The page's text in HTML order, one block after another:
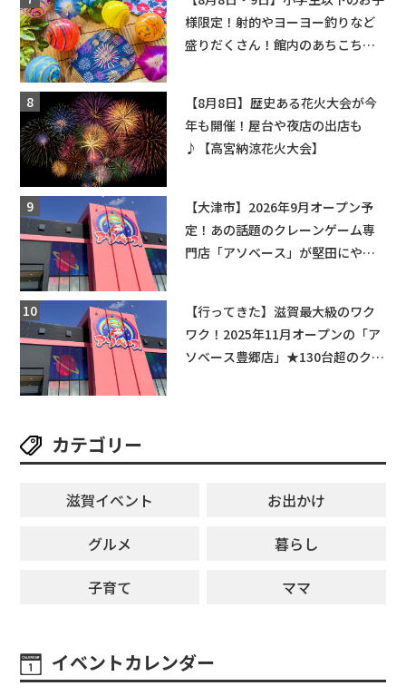
様限定！射的やヨーヨー釣りなど
盛りだくさん！館内のあちこちに
【8月8日】歴史ある花火大会が今
年も開催！屋台や夜店の出店も
♪【高宮納涼花火大会】
【大津市】2026年9月オープン予
定！あの話題のクレーンゲーム専
門店「アソベース」が堅田にやっ
【行ってきた】滋賀最大級のワク
ワク！2025年11月オープンの「ア
ソベース豊郷店」★130台超のクレ
カテゴリー
滋賀イベント
お出かけ
グルメ
暮らし
子育て
ママ
イベントカレンダー